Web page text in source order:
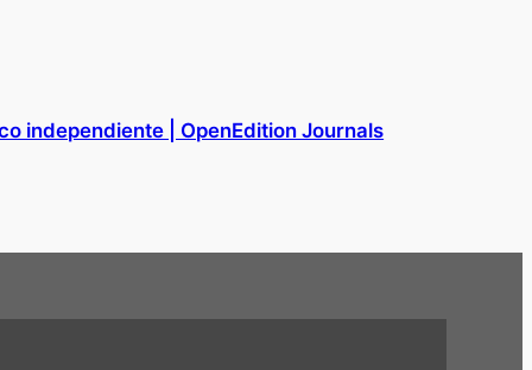
independiente | OpenEdition Journals